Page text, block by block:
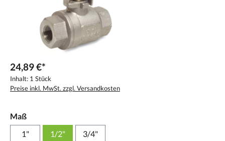
24,89 €*
Inhalt: 1 Stück
Preise inkl. MwSt. zzgl. Versandkosten
Maß
1"
1/2" 3/4"